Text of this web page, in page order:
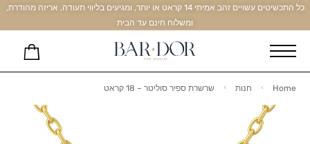
כל התכשיטים עשויים זהב אמיתי 14 קראט או יותר, ומגיעים בליווי תעודה, אריזה מהודרת,
ומשלוח חינם עד הבית
Home חנות שרשרת ספיר סוליטר – 18 קראט